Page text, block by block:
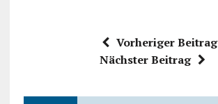
Vorheriger Beitrag
Nächster Beitrag